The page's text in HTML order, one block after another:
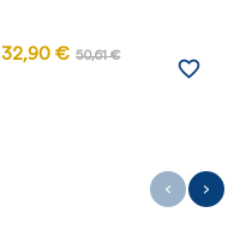
32,90 € 50,61 €
favorite_border
‹ ›